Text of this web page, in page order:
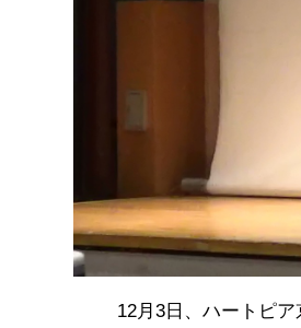
12月3日、ハートピ